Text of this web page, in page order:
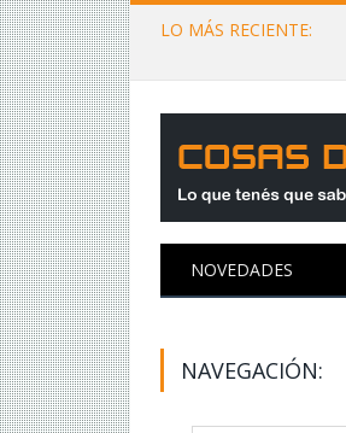
LO MÁS RECIENTE:
NOVEDADES
NAVEGACIÓN: